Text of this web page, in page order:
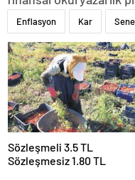
Enflasyon Kar Sene
Sözleşmeli 3.5 TL
Sözleşmesiz 1.80 TL